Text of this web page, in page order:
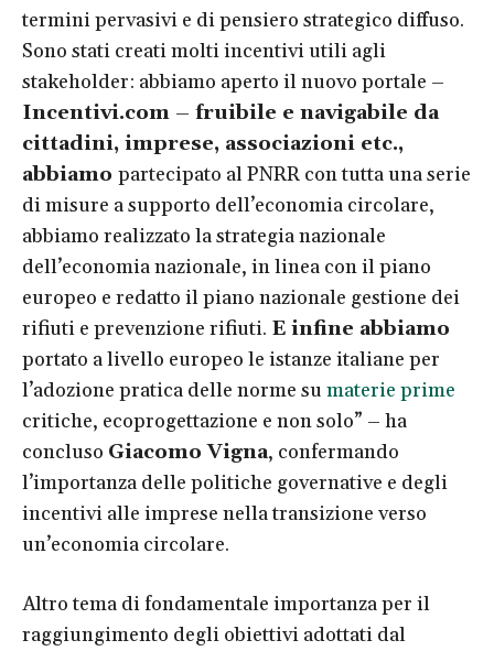
termini pervasivi e di pensiero strategico diffuso.
Sono stati creati molti incentivi utili agli
stakeholder: abbiamo aperto il nuovo portale –
Incentivi.com – fruibile e navigabile da
cittadini, imprese, associazioni etc.,
abbiamo partecipato al PNRR con tutta una serie
di misure a supporto dell’economia circolare,
abbiamo realizzato la strategia nazionale
dell’economia nazionale, in linea con il piano
europeo e redatto il piano nazionale gestione dei
rifiuti e prevenzione rifiuti. E infine abbiamo
portato a livello europeo le istanze italiane per
l’adozione pratica delle norme su materie prime
critiche, ecoprogettazione e non solo” – ha
concluso Giacomo Vigna, confermando
l’importanza delle politiche governative e degli
incentivi alle imprese nella transizione verso
un’economia circolare.
Altro tema di fondamentale importanza per il
raggiungimento degli obiettivi adottati dal